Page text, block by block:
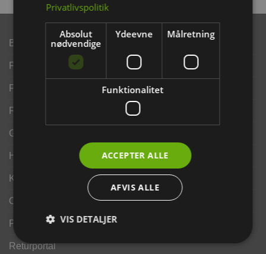
Brand
Finansering ANYDAY
Finansering Viabill
Fortrydelse og reklamationsret
Gavekort
Handelsbetingelser
Kontakt os
Opdrætterrabat
Privatlivspolitik
Returportal
Privatlivspolitik
Absolut
nødvendige
Ydeevne Målretning
Funktionalitet
ACCEPTER ALLE
AFVIS ALLE
VIS DETALJER